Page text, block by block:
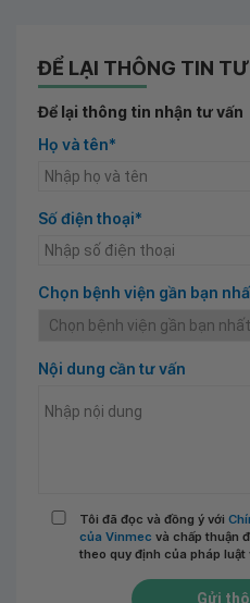
ĐỂ LẠI THÔNG TIN
Để lại thông tin nhận tư vấn
Họ và tên*
Số điện thoại*
Chọn bệnh viện gần bạn
Nội dung cần tư vấn
Tôi đã đọc và đồng ý với
của Vinmec và chấp thuận
theo quy định của pháp luật
Gửi